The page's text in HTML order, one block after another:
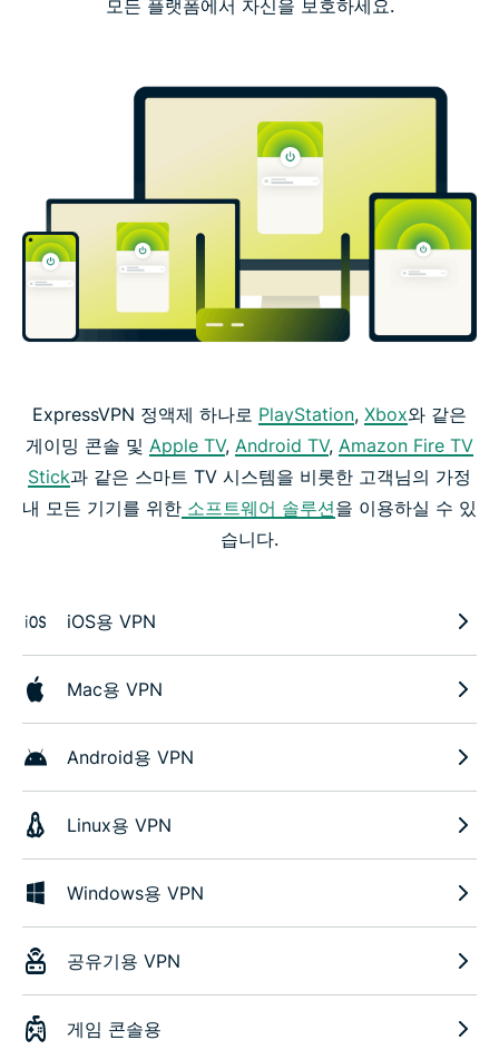
모든 플랫폼에서 자신을 보호하세요.
ExpressVPN 정액제 하나로 PlayStation, Xbox와 같은
게이밍 콘솔 및 Apple TV, Android TV, Amazon Fire TV
Stick과 같은 스마트 TV 시스템을 비롯한 고객님의 가정
내 모든 기기를 위한 소프트웨어 솔루션을 이용하실 수 있
습니다.
iOS용 VPN
Mac용 VPN
Android용 VPN
Linux용 VPN
Windows용 VPN
공유기용 VPN
게임 콘솔용